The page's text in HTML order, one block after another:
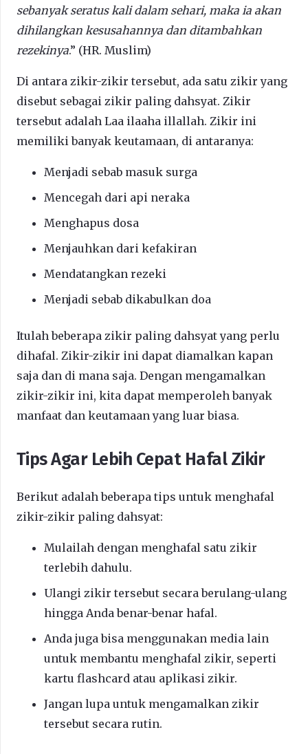
sebanyak seratus kali dalam sehari, maka ia akan
dihilangkan kesusahannya dan ditambahkan
rezekinya.” (HR. Muslim)
Di antara zikir-zikir tersebut, ada satu zikir yang
disebut sebagai zikir paling dahsyat. Zikir
tersebut adalah Laa ilaaha illallah. Zikir ini
memiliki banyak keutamaan, di antaranya:
Menjadi sebab masuk surga
Mencegah dari api neraka
Menghapus dosa
Menjauhkan dari kefakiran
Mendatangkan rezeki
Menjadi sebab dikabulkan doa
Itulah beberapa zikir paling dahsyat yang perlu
dihafal. Zikir-zikir ini dapat diamalkan kapan
saja dan di mana saja. Dengan mengamalkan
zikir-zikir ini, kita dapat memperoleh banyak
manfaat dan keutamaan yang luar biasa.
Tips Agar Lebih Cepat Hafal Zikir
Berikut adalah beberapa tips untuk menghafal
zikir-zikir paling dahsyat:
Mulailah dengan menghafal satu zikir
terlebih dahulu.
Ulangi zikir tersebut secara berulang-ulang
hingga Anda benar-benar hafal.
Anda juga bisa menggunakan media lain
untuk membantu menghafal zikir, seperti
kartu flashcard atau aplikasi zikir.
Jangan lupa untuk mengamalkan zikir
tersebut secara rutin.